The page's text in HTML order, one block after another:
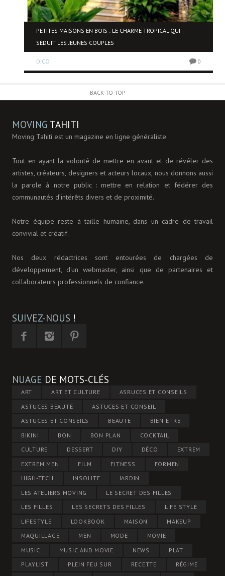
PETITES MAISONS EN BOIS : LE CHARME TROPICAL QUI
SÉDUIT LES JEUNES COUPLES
D.CO 0
BACK TO TOP
MOVING TAHITI
Moving Tahiti est un magazine en ligne généraliste.
Tout en ayant la volonté de mettre en avant et de révéler des
artistes, créateurs, designers et acteurs locaux, nous donnons aussi
la parole à notre public : mettre en relation et fédérer des
communautés d’intérêts divers et de proximité.
Notre équipe reste à taille humaine, dans un cadre de travail
convivial et créatif.
Nos deux rédactrices sont entourées de chargées de
développement, d'un webmaster, ainsi que de partenaires et
collaborateurs professionnels de confiance.
SUIVEZ-NOUS !
NUAGE DE MOTS-CLÉS
ART ART ET CULTURE
ASRUCES ET CONSEILS
ASTUCES BEAUTÉ
ASTUCES ET CONSEIL
ASTUCES ET CONSEILS
BEAUTÉ
BIEN-ÊTRE
BIKINI
BON BON PLAN
COCKTAIL
CULTURE
DESSERT DIY DÉCO
EXTREM
EXTREM MEN
FILM FITNESS
FORMEN
HIGH-TECH
INSOLITE
JARDIN
LES ATELIERS MOVING
LE SECRET DES FILLES
LES FILLES
LES SECRETS DES FILLES
LIFE STYLE
LIFESTYLE
LOOKBOOK MAISON
MAKEUP
MAQUILLAGE
MEN MODE
MOVIE
MUSIC
MUSIC AND MOVIE NEWS
PLAT
PLAYLIST
PLEIN FEU SUR RECETTE
RÉGIME